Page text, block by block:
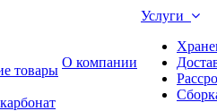
товары
О компании
Услуги